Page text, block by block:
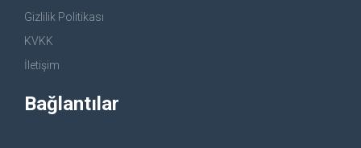
Gizlilik Politikası
KVKK
İletişim
Bağlantılar